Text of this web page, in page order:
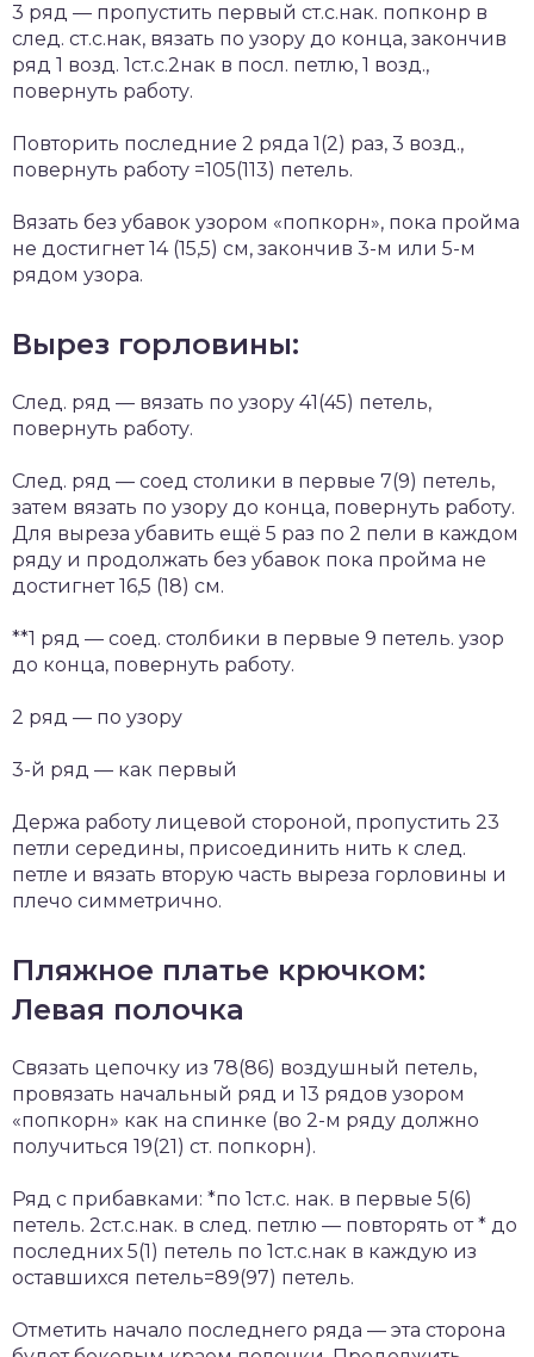
3 ряд — пропустить первый ст.с.нак. попконр в
след. ст.с.нак, вязать по узору до конца, закончив
ряд 1 возд. 1ст.с.2нак в посл. петлю, 1 возд.,
повернуть работу.
Повторить последние 2 ряда 1(2) раз, 3 возд.,
повернуть работу =105(113) петель.
Вязать без убавок узором «попкорн», пока пройма
не достигнет 14 (15,5) см, закончив 3-м или 5-м
рядом узора.
Вырез горловины:
След. ряд — вязать по узору 41(45) петель,
повернуть работу.
След. ряд — соед столики в первые 7(9) петель,
затем вязать по узору до конца, повернуть работу.
Для выреза убавить ещё 5 раз по 2 пели в каждом
ряду и продолжать без убавок пока пройма не
достигнет 16,5 (18) см.
**1 ряд — соед. столбики в первые 9 петель. узор
до конца, повернуть работу.
2 ряд — по узору
3-й ряд — как первый
Держа работу лицевой стороной, пропустить 23
петли середины, присоединить нить к след.
петле и вязать вторую часть выреза горловины и
плечо симметрично.
Пляжное платье крючком:
Левая полочка
Связать цепочку из 78(86) воздушный петель,
провязать начальный ряд и 13 рядов узором
«попкорн» как на спинке (во 2-м ряду должно
получиться 19(21) ст. попкорн).
Ряд с прибавками: *по 1ст.с. нак. в первые 5(6)
петель. 2ст.с.нак. в след. петлю — повторять от * до
последних 5(1) петель по 1ст.с.нак в каждую из
оставшихся петель=89(97) петель.
Отметить начало последнего ряда — эта сторона